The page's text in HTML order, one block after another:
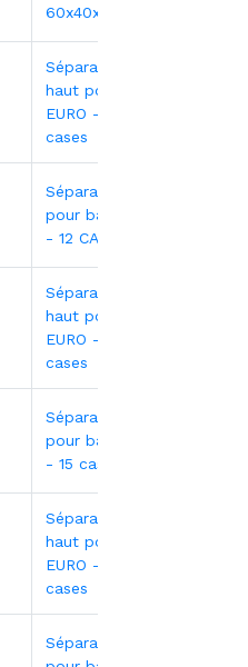
60x40x27 cm
Séparateur
haut pour bac
EURO - 12
cases
Séparateur bas
pour bac EURO
- 12 CASES
Séparateur
haut pour bac
EURO - 15
cases
Séparateur bas
pour bac EURO
- 15 cases
Séparateur
haut pour bac
EURO - 24
cases
Séparateur bas